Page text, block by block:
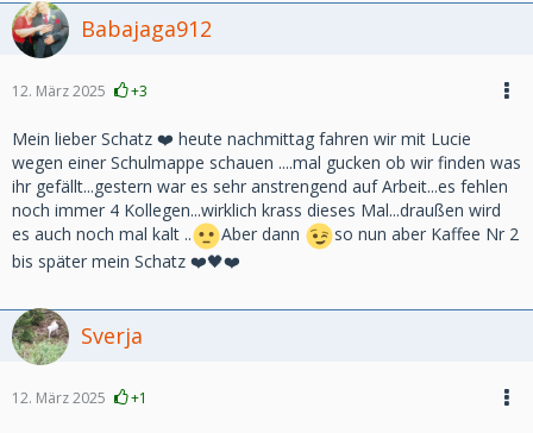
Babajaga912
12. März 2025 +3
Mein lieber Schatz ❤️ heute nachmittag fahren wir mit Lucie
wegen einer Schulmappe schauen ....mal gucken ob wir finden was
ihr gefällt...gestern war es sehr anstrengend auf Arbeit...es fehlen
noch immer 4 Kollegen...wirklich krass dieses Mal...draußen wird
es auch noch mal kalt ..
Aber dann
so nun aber Kaffee Nr 2
bis später mein Schatz ❤️🖤❤️
Sverja
12. März 2025 +1